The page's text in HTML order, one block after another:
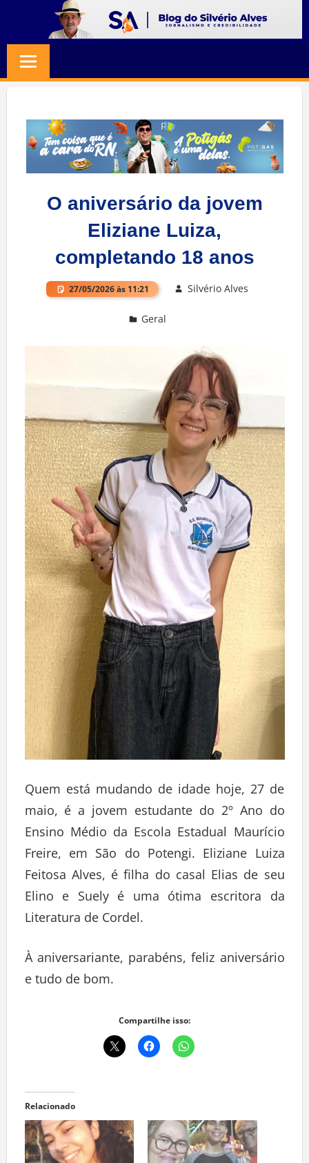
content
SILVERIO
ALVES
Jornalismo
Credibilidade
O aniversário da jovem
Eliziane Luiza,
completando 18 anos
27/05/2026 às 11:21 Silvério Alves
Geral
Quem está mudando de idade hoje, 27 de
maio, é a jovem estudante do 2º Ano do
Ensino Médio da Escola Estadual Maurício
Freire, em São do Potengi. Eliziane Luiza
Feitosa Alves, é filha do casal Elias de seu
Elino e Suely é uma ótima escritora da
Literatura de Cordel.
À aniversariante, parabéns, feliz aniversário
e tudo de bom.
Compartilhe isso:
Relacionado